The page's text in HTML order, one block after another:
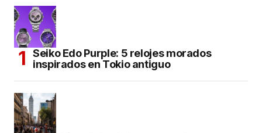
Seiko Edo Purple: 5 relojes morados
inspirados en Tokio antiguo